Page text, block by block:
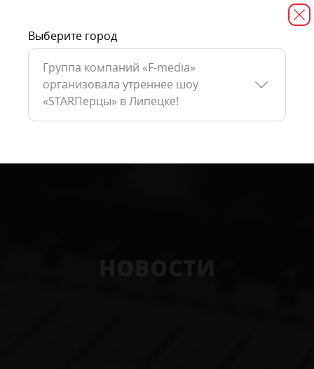
Выберите город
Группа компаний «F-media»
организовала утреннее шоу
«STARПерцы» в Липецке!